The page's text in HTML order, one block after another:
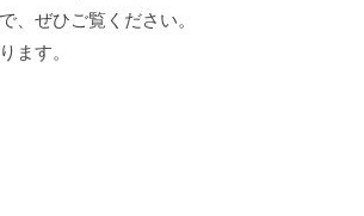
、ぜひご覧ください。
ます。